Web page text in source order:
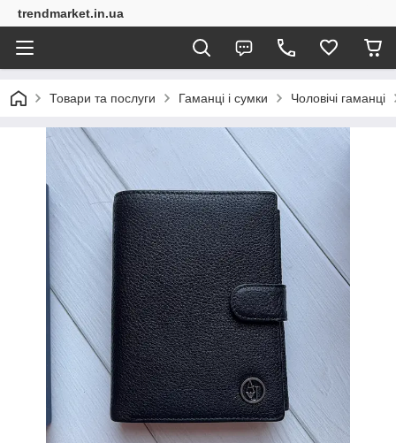
trendmarket.in.ua
Товари та послуги Гаманці і сумки Чоловічі гаманці